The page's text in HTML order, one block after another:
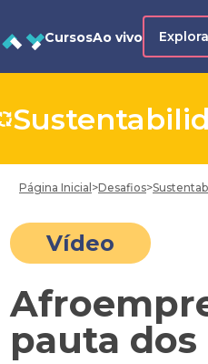
CursosAo vivo
Página Inicial >Desafios>
Vídeo
pauta